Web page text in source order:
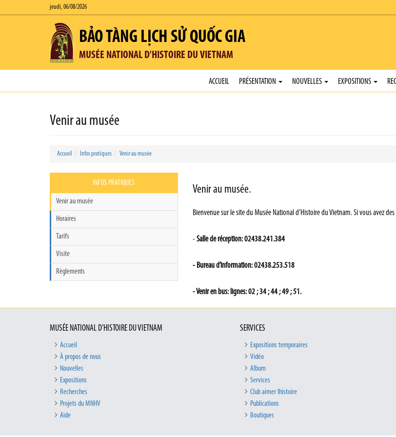
jeudi, 06/08/2026
BẢO TÀNG LỊCH SỬ QUỐC GIA
MUSÉE NATIONAL D'HISTOIRE DU VIETNAM
ACCUEIL PRÉSENTATION NOUVELLES EXPOSITIONS
Venir au musée
Accueil Infos pratiques Venir au musée
INFOS PRATIQUES
Venir au musée
Horaires
Tarifs
Visite
Règlements
Venir au musée.
Bienvenue sur le site du Musée National d’Histoire du Vietnam. Si vous avez
-Salle de réception: 02438.241.384
- Bureau d’information: 02438.253.518
- Venir en bus: lignes: 02 ; 34 ; 44 ; 49 ; 51.
MUSÉE NATIONAL D’HISTOIRE DU VIETNAM
Accueil
À propos de nous
Nouvelles
Expositions
Recherches
Projets du MNHV
Aide
SERVICES
Expositions temporaires
Vidéo
Album
Services
Club aimer lhistoire
Publications
Boutiques